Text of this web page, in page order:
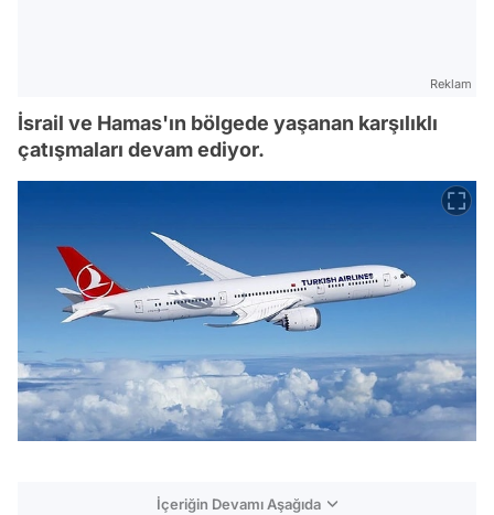
Reklam
İsrail ve Hamas'ın bölgede yaşanan karşılıklı
çatışmaları devam ediyor.
İçeriğin Devamı Aşağıda